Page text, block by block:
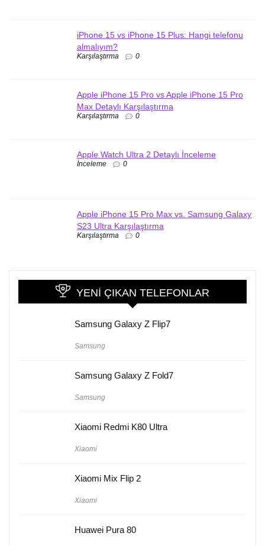
iPhone 15 vs iPhone 15 Plus: Hangi telefonu
almalıyım?
Karşılaştırma 0
Apple iPhone 15 Pro vs Apple iPhone 15 Pro
Max Detaylı Karşılaştırma
Karşılaştırma 0
Apple Watch Ultra 2 Detaylı İnceleme
İnceleme 0
Apple iPhone 15 Pro Max vs. Samsung Galaxy
S23 Ultra Karşılaştırma
Karşılaştırma 0
YENI ÇIKAN TELEFONLAR
Samsung Galaxy Z Flip7
Samsung
Samsung Galaxy Z Fold7
Samsung
Xiaomi Redmi K80 Ultra
Xiaomi
Xiaomi Mix Flip 2
Xiaomi
Huawei Pura 80